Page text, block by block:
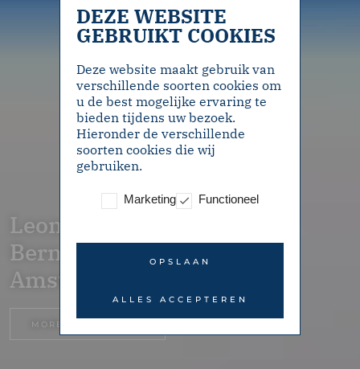
Leonard
Bernsteinstraat 3 –
Amsterdam
MORE INFORMATION
DEZE WEBSITE
GEBRUIKT COOKIES
Deze website maakt gebruik van
verschillende soorten cookies om
u de best mogelijke ervaring te
bieden tijdens uw bezoek.
Hieronder de verschillende
soorten cookies die wij
gebruiken.
Marketing Functioneel
OPSLAAN
ALLES ACCEPTEREN